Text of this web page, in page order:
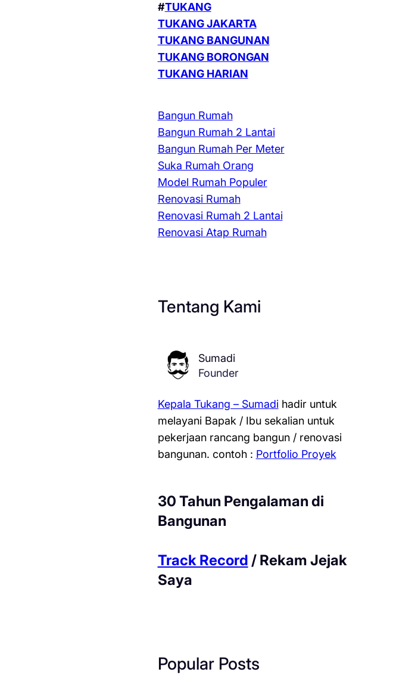
#TUKANG
TUKANG JAKARTA
TUKANG BANGUNAN
TUKANG BORONGAN
TUKANG HARIAN
Bangun Rumah
Bangun Rumah 2 Lantai
Bangun Rumah Per Meter
Suka Rumah Orang
Model Rumah Populer
Renovasi Rumah
Renovasi Rumah 2 Lantai
Renovasi Atap Rumah
Tentang Kami
Sumadi
Founder
Kepala Tukang – Sumadihadir untuk
melayani Bapak / Ibu sekalian untuk
pekerjaan rancang bangun / renovasi
bangunan. contoh : Portfolio Proyek
30 Tahun Pengalaman di
Bangunan
Track Record / Rekam Jejak
Saya
Popular Posts